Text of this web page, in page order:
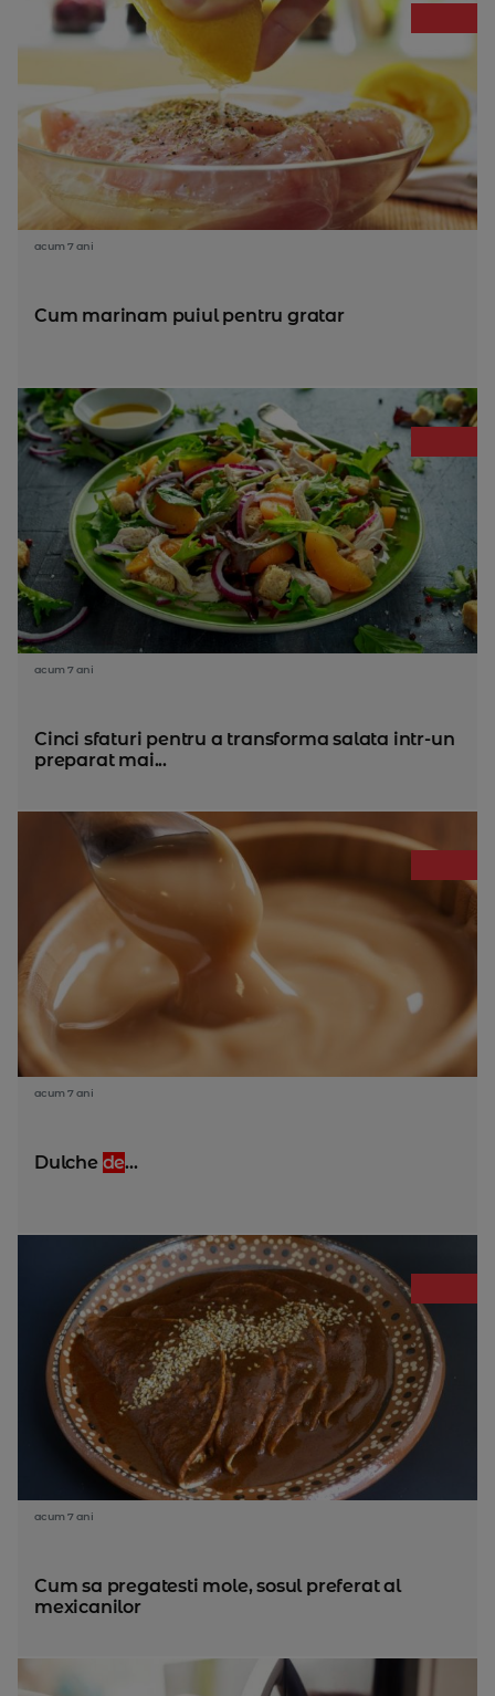
acum 7 ani
Cum marinam puiul pentru gratar
acum 7 ani
Cinci sfaturi pentru a transforma salata intr-un
preparat mai...
acum 7 ani
Dulche de...
acum 7 ani
Cum sa pregatesti mole, sosul preferat al
mexicanilor